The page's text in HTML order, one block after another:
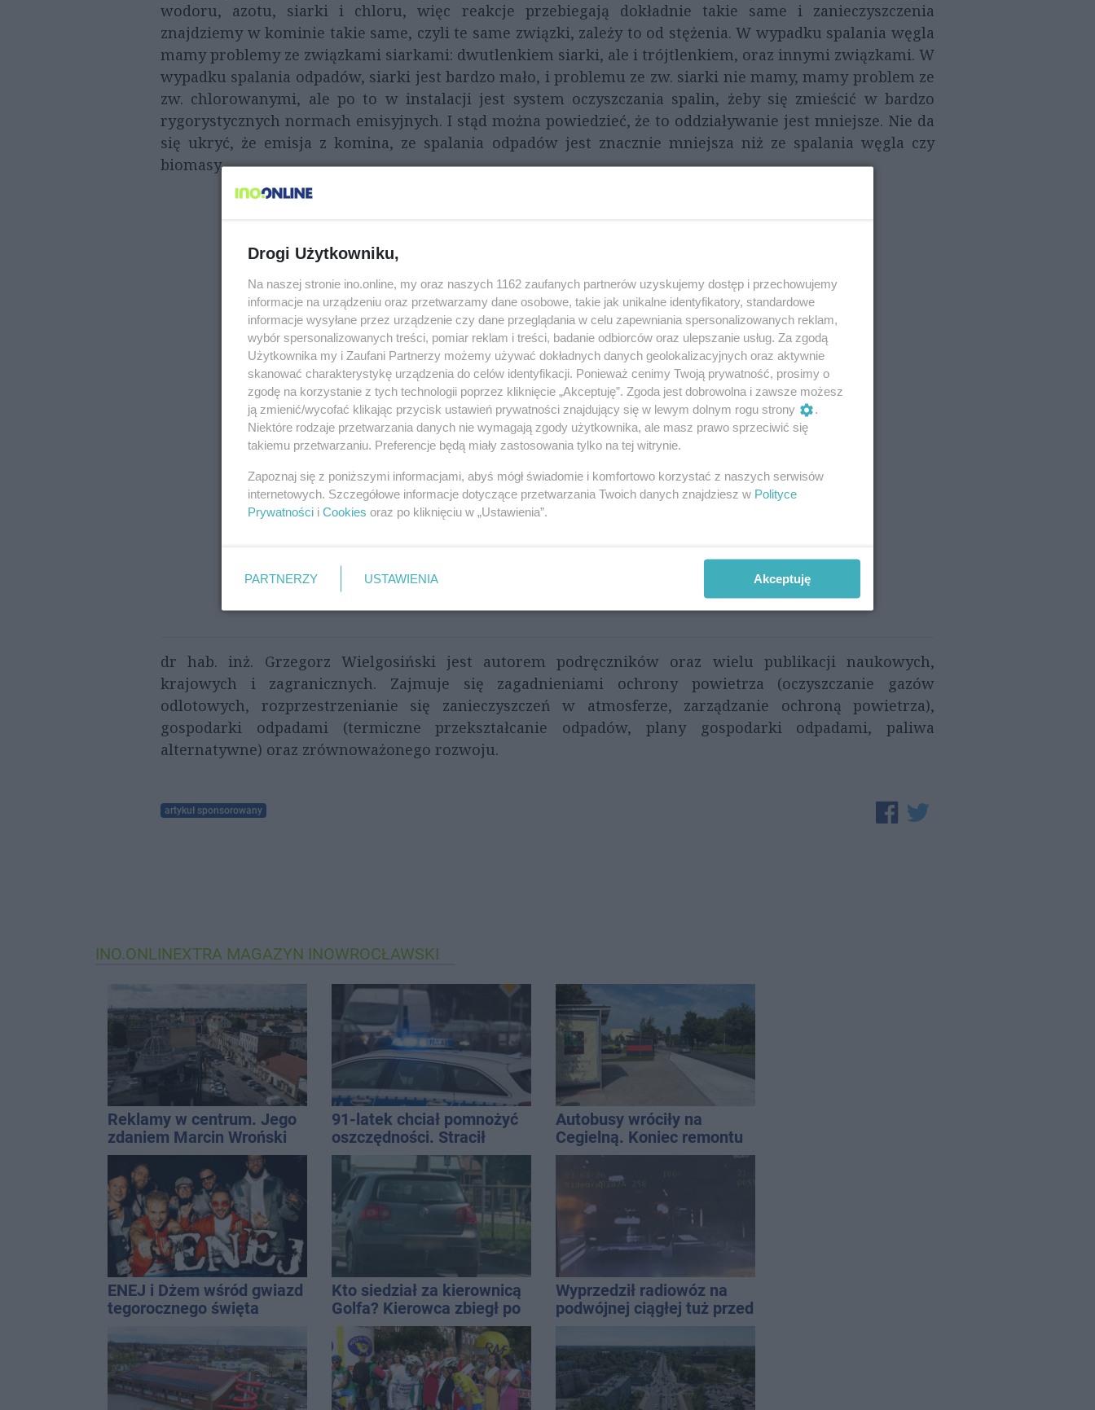
wodoru, azotu, siarki i chloru, więc reakcje przebiegają dokładnie takie same i zanieczyszczenia
znajdziemy w kominie takie same, czyli te same związki, zależy to od stężenia. W wypadku spalania węgla
mamy problemy ze związkami siarkami: dwutlenkiem siarki, ale i trójtlenkiem, oraz innymi związkami. W
wypadku spalania odpadów, siarki jest bardzo mało, i problemu ze zw. siarki nie mamy, mamy problem ze
zw. chlorowanymi, ale po to w instalacji jest system oczyszczania spalin, żeby się zmieścić w bardzo
rygorystycznych normach emisyjnych. I stąd można powiedzieć, że to oddziaływanie jest mniejsze. Nie da
się ukryć, że emisja z komina, ze spalania odpadów jest znacznie mniejsza niż ze spalania węgla czy
biomasy.
dr hab. inż. Grzegorz Wielgosiński jest autorem podręczników oraz wielu publikacji naukowych,
krajowych i zagranicznych. Zajmuje się zagadnieniami ochrony powietrza (oczyszczanie gazów
odlotowych, rozprzestrzenianie się zanieczyszczeń w atmosferze, zarządzanie ochroną powietrza),
gospodarki odpadami (termiczne przekształcanie odpadów, plany gospodarki odpadami, paliwa
alternatywne) oraz zrównoważonego rozwoju.
artykuł sponsorowany
INO.ONLINEXTRA MAGAZYN INOWROCŁAWSKI
Reklamy w centrum. Jego
zdaniem Marcin Wroński
jest w błędzie [akt.]
91-latek chciał pomnożyć
oszczędności. Stracił
ponad 10 tys. zł
Autobusy wróciły na
Cegielną. Koniec remontu
zatok
ENEJ i Dżem wśród gwiazd
tegorocznego święta
Kto siedział za kierownicą
Golfa? Kierowca zbiegł po
kolizji
Wyprzedził radiowóz na
podwójnej ciągłej tuż przed
Drogi Użytkowniku,
Na naszej stronie ino.online, my oraz naszych 1162 zaufanych partnerów uzyskujemy dostęp i przechowujemy
informacje na urządzeniu oraz przetwarzamy dane osobowe, takie jak unikalne identyfikatory, standardowe
informacje wysyłane przez urządzenie czy dane przeglądania w celu zapewniania spersonalizowanych reklam,
wybór spersonalizowanych treści, pomiar reklam i treści, badanie odbiorców oraz ulepszanie usług. Za zgodą
Użytkownika my i Zaufani Partnerzy możemy używać dokładnych danych geolokalizacyjnych oraz aktywnie
skanować charakterystykę urządzenia do celów identyfikacji. Ponieważ cenimy Twoją prywatność, prosimy o
zgodę na korzystanie z tych technologii poprzez kliknięcie „Akceptuję”. Zgoda jest dobrowolna i zawsze możesz
ją zmienić/wycofać klikając przycisk ustawień prywatności znajdujący się w lewym dolnym rogu strony
.
Niektóre rodzaje przetwarzania danych nie wymagają zgody użytkownika, ale masz prawo sprzeciwić się
takiemu przetwarzaniu. Preferencje będą miały zastosowania tylko na tej witrynie.
Zapoznaj się z poniższymi informacjami, abyś mógł świadomie i komfortowo korzystać z naszych serwisów
internetowych. Szczegółowe informacje dotyczące przetwarzania Twoich danych znajdziesz w Polityce
Prywatności i Cookies oraz po kliknięciu w „Ustawienia”.
PARTNERZY USTAWIENIA Akceptuję